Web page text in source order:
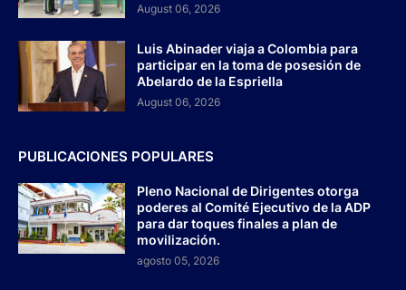
August 06, 2026
Luis Abinader viaja a Colombia para
participar en la toma de posesión de
Abelardo de la Espriella
August 06, 2026
PUBLICACIONES POPULARES
Pleno Nacional de Dirigentes otorga
poderes al Comité Ejecutivo de la ADP
para dar toques finales a plan de
movilización.
agosto 05, 2026